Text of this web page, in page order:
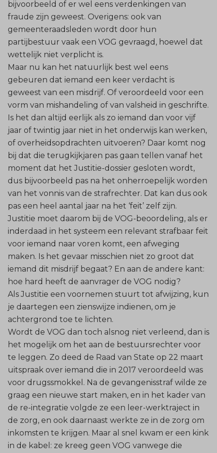
bijvoorbeeld of er wel eens verdenkingen van
fraude zijn geweest. Overigens: ook van
gemeenteraadsleden wordt door hun
partijbestuur vaak een VOG gevraagd, hoewel dat
wettelijk niet verplicht is.
Maar nu kan het natuurlijk best wel eens
gebeuren dat iemand een keer verdacht is
geweest van een misdrijf. Of veroordeeld voor een
vorm van mishandeling of van valsheid in geschrifte.
Is het dan altijd eerlijk als zo iemand dan voor vijf
jaar of twintig jaar niet in het onderwijs kan werken,
of overheidsopdrachten uitvoeren? Daar komt nog
bij dat die terugkijkjaren pas gaan tellen vanaf het
moment dat het Justitie-dossier gesloten wordt,
dus bijvoorbeeld pas na het onherroepelijk worden
van het vonnis van de strafrechter. Dat kan dus ook
pas een heel aantal jaar na het ‘feit’ zelf zijn.
Justitie moet daarom bij de VOG-beoordeling, als er
inderdaad in het systeem een relevant strafbaar feit
voor iemand naar voren komt, een afweging
maken. Is het gevaar misschien niet zo groot dat
iemand dit misdrijf begaat? En aan de andere kant:
hoe hard heeft de aanvrager de VOG nodig?
Als Justitie een voornemen stuurt tot afwijzing, kun
je daartegen een zienswijze indienen, om je
achtergrond toe te lichten.
Wordt de VOG dan toch alsnog niet verleend, dan is
het mogelijk om het aan de bestuursrechter voor
te leggen. Zo deed de Raad van State op 22 maart
uitspraak over iemand die in 2017 veroordeeld was
voor drugssmokkel. Na de gevangenisstraf wilde ze
graag een nieuwe start maken, en in het kader van
de re-integratie volgde ze een leer-werktraject in
de zorg, en ook daarnaast werkte ze in de zorg om
inkomsten te krijgen. Maar al snel kwam er een kink
in de kabel: ze kreeg geen VOG vanwege die